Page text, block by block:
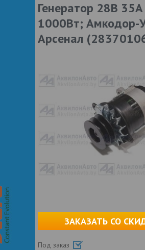
Генератор 28В 35А
1000Вт; Амкодор-
Арсенал
ЗАКАЗАТЬ СО
Под заказ